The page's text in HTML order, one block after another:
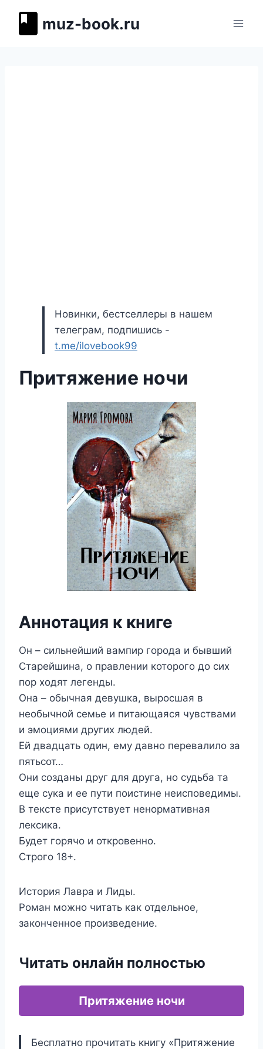
muz-book.ru
Новинки, бестселлеры в нашем
телеграм, подпишись -
t.me/ilovebook99
Притяжение ночи
Аннотация к книге
Он – сильнейший вампир города и бывший
Старейшина, о правлении которого до сих
пор ходят легенды.
Она – обычная девушка, выросшая в
необычной семье и питающаяся чувствами
и эмоциями других людей.
Ей двадцать один, ему давно перевалило за
пятьсот…
Они созданы друг для друга, но судьба та
еще сука и ее пути поистине неисповедимы.
В тексте присутствует ненормативная
лексика.
Будет горячо и откровенно.
Строго 18+.
История Лавра и Лиды.
Роман можно читать как отдельное,
законченное произведение.
Читать онлайн полностью
Притяжение ночи
Бесплатно прочитать книгу «Притяжение